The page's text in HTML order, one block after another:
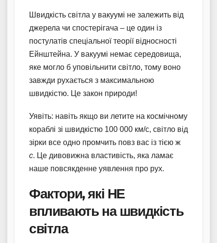
Швидкість світла у вакуумі не залежить від
джерела чи спостерігача – це один із
постулатів спеціальної теорії відносності
Ейнштейна. У вакуумі немає середовища,
яке могло б уповільнити світло, тому воно
завжди рухається з максимальною
швидкістю. Це закон природи!
Уявіть: навіть якщо ви летите на космічному
кораблі зі швидкістю 100 000 км/с, світло від
зірки все одно промчить повз вас із тією ж
c. Це дивовижна властивість, яка ламає
наше повсякденне уявлення про рух.
Фактори, які НЕ
впливають на швидкість
світла